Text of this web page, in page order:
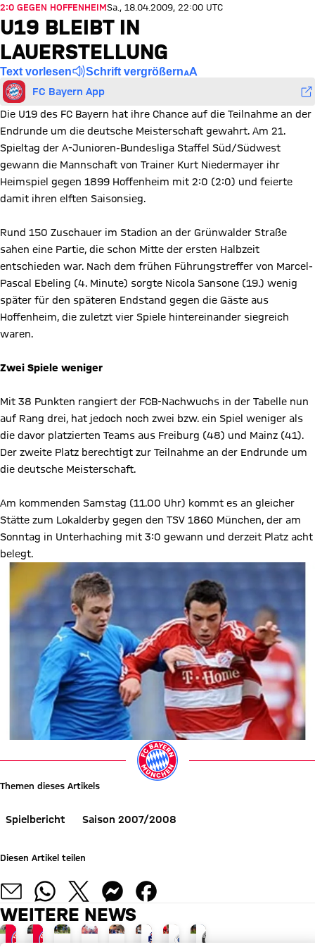
2:0 GEGEN HOFFENHEIMSa., 18.04.2009, 22:00 UTC
U19 BLEIBT IN
LAUERSTELLUNG
Text vorlesen Schrift vergrößern
FC Bayern App
Die U19 des FC Bayern hat ihre Chance auf die Teilnahme an der
Endrunde um die deutsche Meisterschaft gewahrt. Am 21.
Spieltag der A-Junioren-Bundesliga Staffel Süd/Südwest
gewann die Mannschaft von Trainer Kurt Niedermayer ihr
Heimspiel gegen 1899 Hoffenheim mit 2:0 (2:0) und feierte
damit ihren elften Saisonsieg.
Rund 150 Zuschauer im Stadion an der Grünwalder Straße
sahen eine Partie, die schon Mitte der ersten Halbzeit
entschieden war. Nach dem frühen Führungstreffer von Marcel-
Pascal Ebeling (4. Minute) sorgte Nicola Sansone (19.) wenig
später für den späteren Endstand gegen die Gäste aus
Hoffenheim, die zuletzt vier Spiele hintereinander siegreich
waren.
Zwei Spiele weniger
Mit 38 Punkten rangiert der FCB-Nachwuchs in der Tabelle nun
auf Rang drei, hat jedoch noch zwei bzw. ein Spiel weniger als
die davor platzierten Teams aus Freiburg (48) und Mainz (41).
Der zweite Platz berechtigt zur Teilnahme an der Endrunde um
die deutsche Meisterschaft.
Am kommenden Samstag (11.00 Uhr) kommt es an gleicher
Stätte zum Lokalderby gegen den TSV 1860 München, der am
Sonntag in Unterhaching mit 3:0 gewann und derzeit Platz acht
belegt.
Themen dieses Artikels
Spielbericht Saison 2007/2008
Diesen Artikel teilen
WEITERE NEWS